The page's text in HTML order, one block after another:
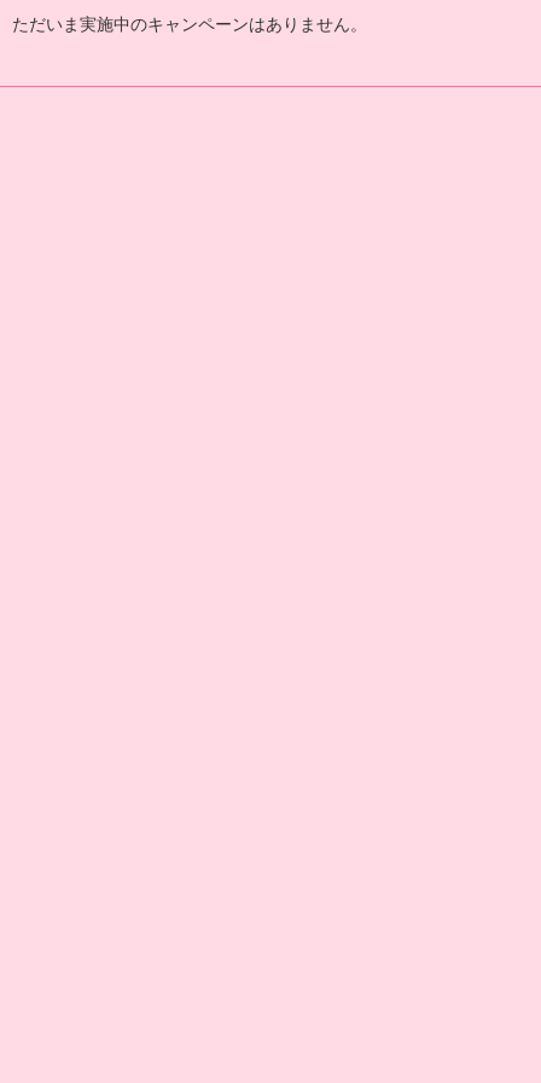
ただいま実施中のキャンペーンはありません。